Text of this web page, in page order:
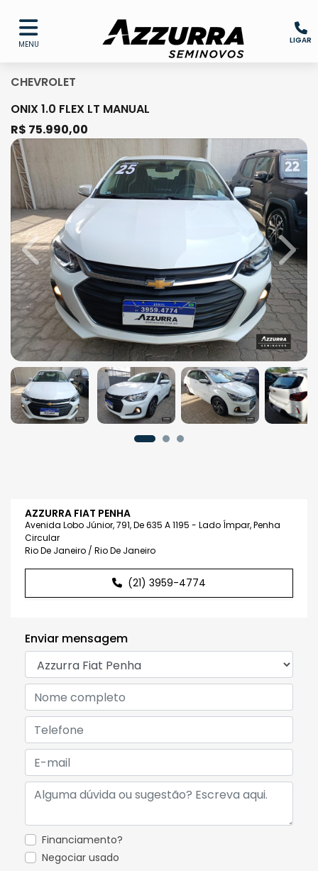
MENU LIGAR
CHEVROLET
ONIX 1.0 FLEX LT MANUAL
R$ 75.990,00
Previous Next
AZZURRA FIAT PENHA
Avenida Lobo Júnior, 791, De 635 A 1195 - Lado Ímpar, Penha
Circular
Rio De Janeiro / Rio De Janeiro
(21) 3959-4774
Enviar mensagem
Financiamento?
Negociar usado